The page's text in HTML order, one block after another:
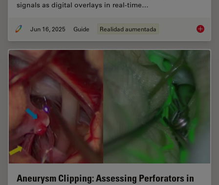
signals as digital overlays in real-time…
Jun 16, 2025 Guide Realidad aumentada The
Aneurysm Clipping: Assessing Perforators in